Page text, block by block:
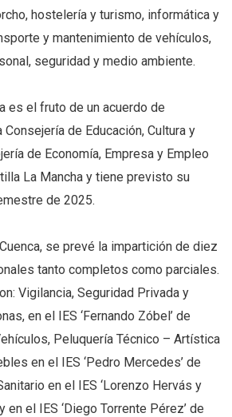
hostelería y turismo, informática y
y mantenimiento de vehículos,
seguridad y medio ambiente.
es el fruto de un acuerdo de
de Educación, Cultura y
de Economía, Empresa y Empleo
La Mancha y tiene previsto su
de 2025.
se prevé la impartición de diez
tanto completos como parciales.
Vigilancia, Seguridad Privada y
en el IES ‘Fernando Zóbel’ de
Peluquería Técnico – Artística
en el IES ‘Pedro Mercedes’ de
en el IES ‘Lorenzo Hervás y
en el IES ‘Diego Torrente Pérez’ de